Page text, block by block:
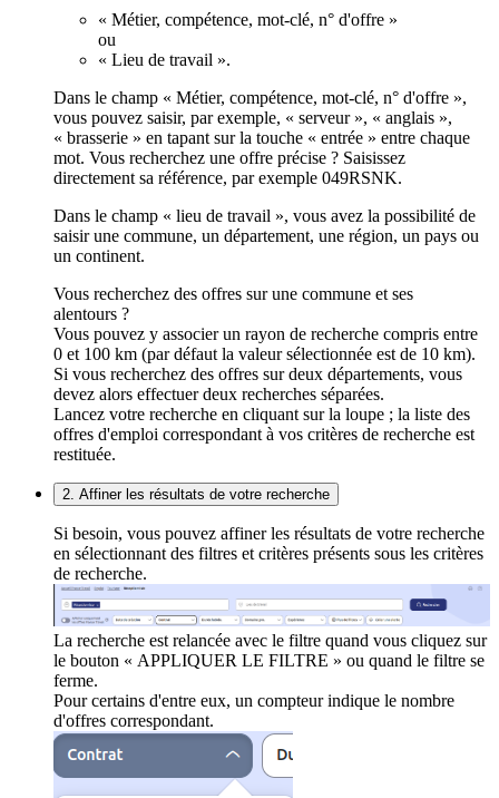
« Métier, compétence, mot-clé, n° d'offre »
ou
« Lieu de travail ».
Dans le champ « Métier, compétence, mot-clé, n° d'offre »,
vous pouvez saisir, par exemple, « serveur », « anglais »,
« brasserie » en tapant sur la touche « entrée » entre chaque
mot. Vous recherchez une offre précise ? Saisissez
directement sa référence, par exemple 049RSNK.
Dans le champ « lieu de travail », vous avez la possibilité de
saisir une commune, un département, une région, un pays ou
un continent.
Vous recherchez des offres sur une commune et ses
alentours ?
Vous pouvez y associer un rayon de recherche compris entre
0 et 100 km (par défaut la valeur sélectionnée est de 10 km).
Si vous recherchez des offres sur deux départements, vous
devez alors effectuer deux recherches séparées.
Lancez votre recherche en cliquant sur la loupe ; la liste des
offres d'emploi correspondant à vos critères de recherche est
restituée.
2. Affiner les résultats de votre recherche
Si besoin, vous pouvez affiner les résultats de votre recherche
en sélectionnant des filtres et critères présents sous les critères
de recherche.
La recherche est relancée avec le filtre quand vous cliquez sur
le bouton « APPLIQUER LE FILTRE » ou quand le filtre se
ferme.
Pour certains d'entre eux, un compteur indique le nombre
d'offres correspondant.